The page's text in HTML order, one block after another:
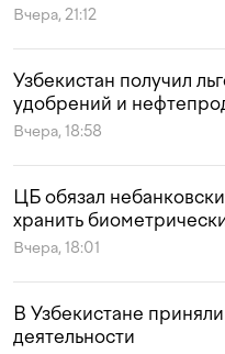
Вчера, 21:12
Узбекистан получил
удобрений и
Вчера, 18:58
ЦБ обязал
хранить
Вчера, 18:01
В Узбекистане
деятельности